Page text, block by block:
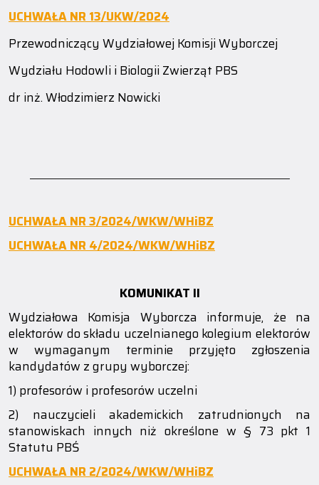
UCHWAŁA NR 13/UKW/2024
Przewodniczący Wydziałowej Komisji Wyborczej
Wydziału Hodowli i Biologii Zwierząt PBS
dr inż. Włodzimierz Nowicki
UCHWAŁA NR 3/2024/WKW/WHiBZ
UCHWAŁA NR 4/2024/WKW/WHiBZ
KOMUNIKAT II
Wydziałowa Komisja Wyborcza informuje, że na
elektorów do składu uczelnianego kolegium elektorów
w wymaganym terminie przyjęto zgłoszenia
kandydatów z grupy wyborczej:
1) profesorów i profesorów uczelni
2) nauczycieli akademickich zatrudnionych na
stanowiskach innych niż określone w § 73 pkt 1
Statutu PBŚ
UCHWAŁA NR 2/2024/WKW/WHiBZ